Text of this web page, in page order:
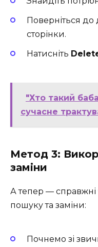
Поверніться до
сторінки.
Натисніть
"Хто такий
сучасне
Метод 3:
заміни
А тепер —
пошуку та заміни:
Почнемо зі